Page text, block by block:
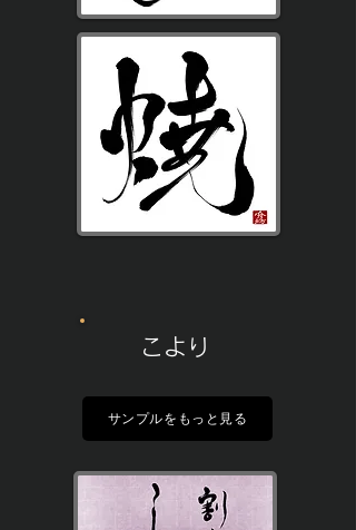
こより
サンプルをもっと見る